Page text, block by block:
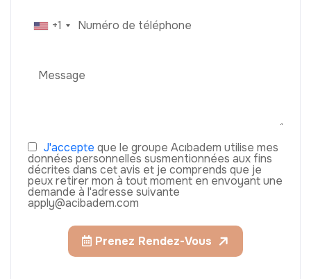
+1
J'accepte que le groupe Acıbadem utilise mes
données personnelles susmentionnées aux fins
décrites dans cet avis et je comprends que je
peux retirer mon à tout moment en envoyant une
demande à l'adresse suivante
apply@acibadem.com
Prenez Rendez-Vous